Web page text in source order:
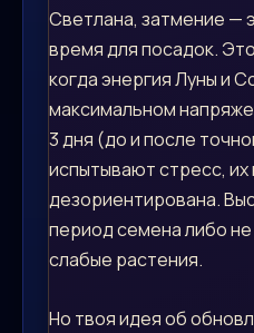
Светлана, затмение —
время для посадок.
когда энергия Луны и
максимальном
3 дня (до и после
испытывают стресс,
дезориентирована.
период семена либо
слабые растения.
Но твоя идея об